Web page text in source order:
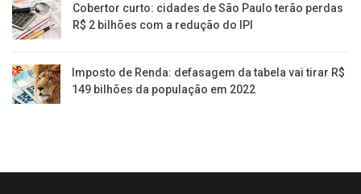
Cobertor curto: cidades de São Paulo terão perdas
R$ 2 bilhões com a redução do IPI
Imposto de Renda: defasagem da tabela vai tirar R$
149 bilhões da população em 2022